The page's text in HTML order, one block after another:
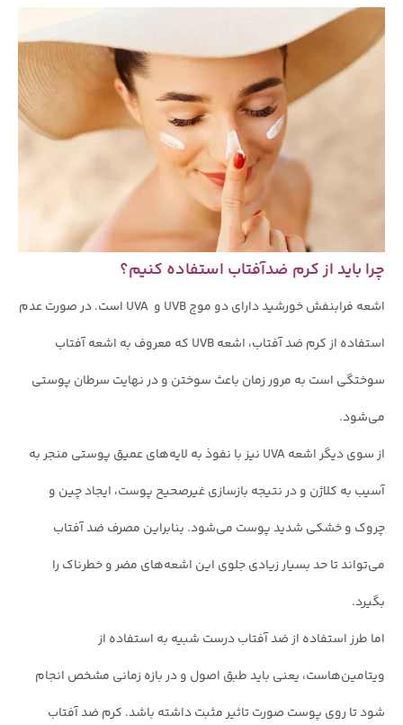
چرا باید از کرم ضدآفتاب استفاده کنیم؟
اشعه‌ فرابنفش خورشید دارای دو موج UVB و UVA است. در صورت عدم
استفاده از کرم ضد آفتاب، اشعه UVB که معروف به اشعه آفتاب
سوختگی است به مرور زمان باعث سوختن و در نهایت سرطان پوستی
می‌شود.
از سوی دیگر اشعه UVA نیز با نفوذ به لایه‌های عمیق پوستی منجر به
آسیب به کلاژن و در نتیجه بازسازی غیرصحیح پوست، ایجاد چین و
چروک‌ و خشکی شدید پوست می‌شود. بنابراین مصرف ضد آفتاب
می‌تواند تا حد بسیار زیادی جلوی این اشعه‌های مضر و خطرناک را
بگیرد.
اما طرز استفاده از ضد آفتاب درست شبیه به استفاده از
ویتامین‌هاست، یعنی باید طبق اصول و در بازه زمانی مشخص انجام
شود تا روی پوست صورت تاثیر مثبت داشته باشد. کرم ضد آفتاب